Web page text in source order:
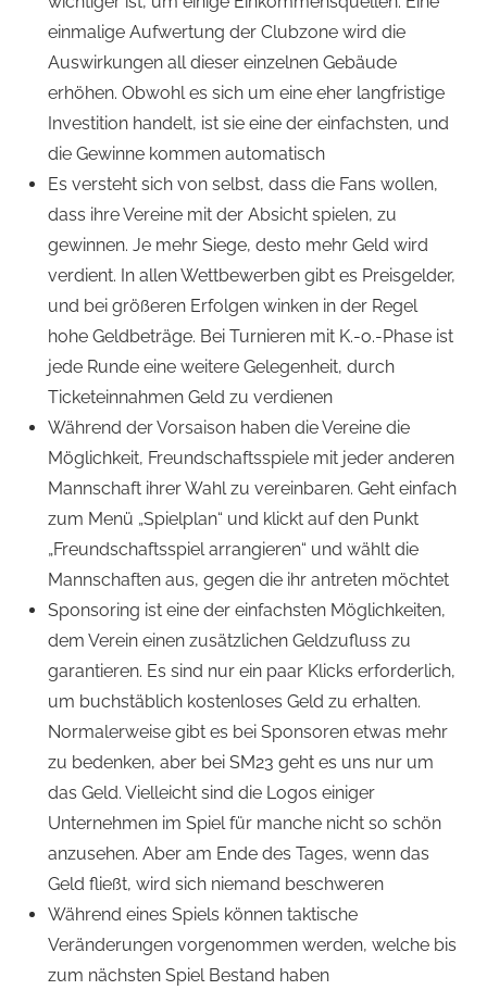
einmalige Aufwertung der Clubzone wird die
Auswirkungen all dieser einzelnen Gebäude
erhöhen. Obwohl es sich um eine eher langfristige
Investition handelt, ist sie eine der einfachsten, und
die Gewinne kommen automatisch
Es versteht sich von selbst, dass die Fans wollen,
dass ihre Vereine mit der Absicht spielen, zu
gewinnen. Je mehr Siege, desto mehr Geld wird
verdient. In allen Wettbewerben gibt es Preisgelder,
und bei größeren Erfolgen winken in der Regel
hohe Geldbeträge. Bei Turnieren mit K.-o.-Phase ist
jede Runde eine weitere Gelegenheit, durch
Ticketeinnahmen Geld zu verdienen
Während der Vorsaison haben die Vereine die
Möglichkeit, Freundschaftsspiele mit jeder anderen
Mannschaft ihrer Wahl zu vereinbaren. Geht einfach
zum Menü „Spielplan“ und klickt auf den Punkt
„Freundschaftsspiel arrangieren“ und wählt die
Mannschaften aus, gegen die ihr antreten möchtet
Sponsoring ist eine der einfachsten Möglichkeiten,
dem Verein einen zusätzlichen Geldzufluss zu
garantieren. Es sind nur ein paar Klicks erforderlich,
um buchstäblich kostenloses Geld zu erhalten.
Normalerweise gibt es bei Sponsoren etwas mehr
zu bedenken, aber bei SM23 geht es uns nur um
das Geld. Vielleicht sind die Logos einiger
Unternehmen im Spiel für manche nicht so schön
anzusehen. Aber am Ende des Tages, wenn das
Geld fließt, wird sich niemand beschweren
Während eines Spiels können taktische
Veränderungen vorgenommen werden, welche bis
zum nächsten Spiel Bestand haben